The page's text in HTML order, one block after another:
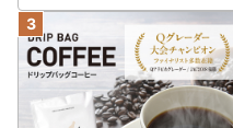
受付時間：9:00～17:00 (
9日～1月3日を除く)
メール：